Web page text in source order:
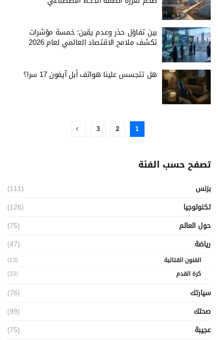
بين تفاؤل حذر وعدم يقين: خمسة مؤشرات
تكشف ملامح الاقتصاد العالمي لعام 2026
هل تتجسس علينا هواتف أبل آيفون 17 سرا؟
1
2
3
تصفح حسب الفئة
بزنس
(111)
تكنولوجيا
(126)
حول العالم
(75)
رياضة
(47)
الفنون القتالية
(13)
كرة القدم
(33)
سيارتك
(76)
صحتك
(99)
عجيبة
(75)